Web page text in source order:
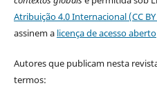
Atribuição 4.0 Internacional (CC BY
assinem a licença de acesso aberto
Autores que publicam nesta
termos: